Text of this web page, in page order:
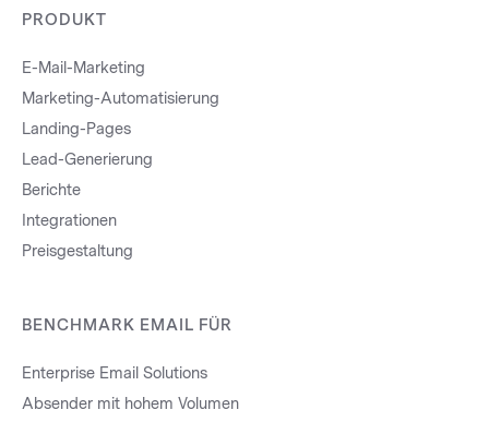
PRODUKT
E-Mail-Marketing
Marketing-Automatisierung
Landing-Pages
Lead-Generierung
Berichte
Integrationen
Preisgestaltung
BENCHMARK EMAIL FÜR
Enterprise Email Solutions
Absender mit hohem Volumen